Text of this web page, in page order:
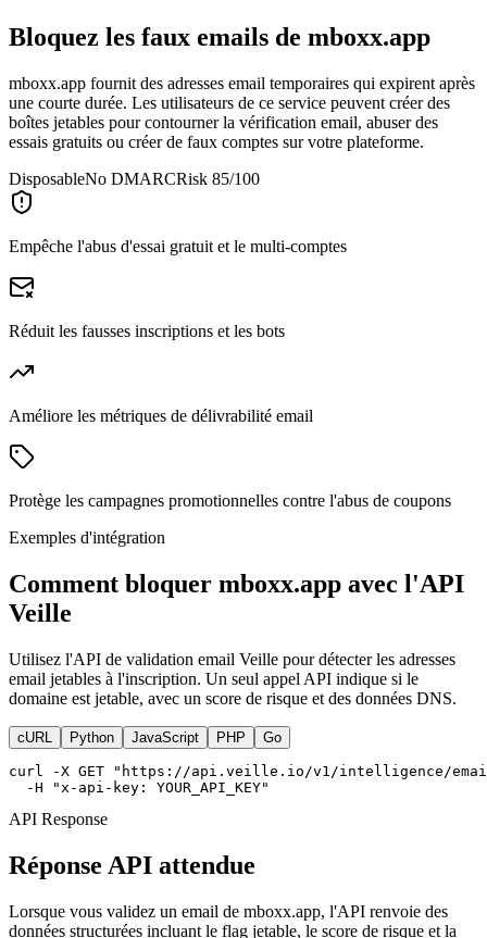
Bloquez les faux emails de mboxx.app
mboxx.app fournit des adresses email temporaires qui expirent après
une courte durée. Les utilisateurs de ce service peuvent créer des
boîtes jetables pour contourner la vérification email, abuser des
essais gratuits ou créer de faux comptes sur votre plateforme.
DisposableNo DMARCRisk 85/100
Empêche l'abus d'essai gratuit et le multi-comptes
Réduit les fausses inscriptions et les bots
Améliore les métriques de délivrabilité email
Protège les campagnes promotionnelles contre l'abus de coupons
Exemples d'intégration
Comment bloquer mboxx.app avec l'API
Veille
Utilisez l'API de validation email Veille pour détecter les adresses
email jetables à l'inscription. Un seul appel API indique si le
domaine est jetable, avec un score de risque et des données DNS.
cURL Python JavaScript PHP Go
curl -X GET "https://api.veille.io/v1/intelligence/
  -H "x-api-key: YOUR_API_KEY"
API Response
Réponse API attendue
Lorsque vous validez un email de mboxx.app, l'API renvoie des
données structurées incluant le flag jetable, le score de risque et la